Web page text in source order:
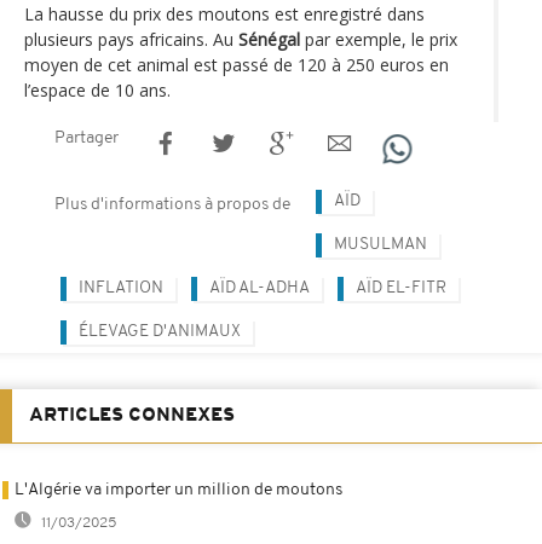
La hausse du prix des moutons est enregistré dans
plusieurs pays africains. Au Sénégal par exemple, le prix
moyen de cet animal est passé de 120 à 250 euros en
l’espace de 10 ans.
Partager
Plus d'informations à propos de AÏD
MUSULMAN
INFLATION AÏD AL-ADHA AÏD EL-FITR
ÉLEVAGE D'ANIMAUX
ARTICLES CONNEXES
L'Algérie va importer un million de moutons
11/03/2025